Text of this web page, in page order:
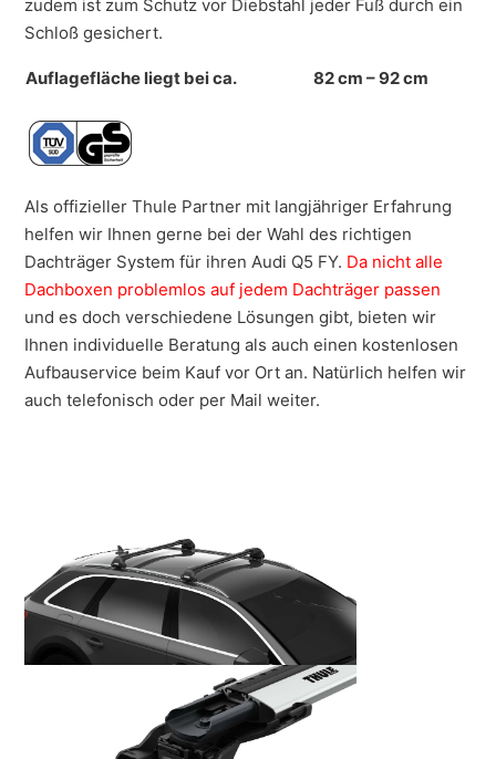
zudem ist zum Schutz vor Diebstahl jeder Fuß durch ein
Schloß gesichert.
Auflagefläche liegt bei ca. 82 cm – 92 cm
Als offizieller Thule Partner mit langjähriger Erfahrung
helfen wir Ihnen gerne bei der Wahl des richtigen
Dachträger System für ihren Audi Q5 FY. Da nicht alle
Dachboxen problemlos auf jedem Dachträger passen
und es doch verschiedene Lösungen gibt, bieten wir
Ihnen individuelle Beratung als auch einen kostenlosen
Aufbauservice beim Kauf vor Ort an. Natürlich helfen wir
auch telefonisch oder per Mail weiter.